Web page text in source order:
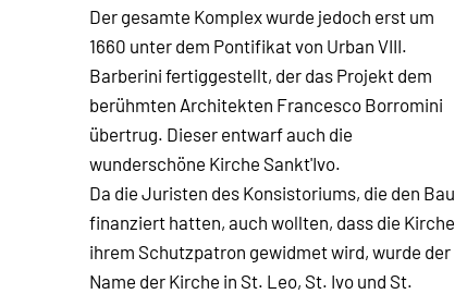
Der gesamte Komplex wurde jedoch erst um
1660 unter dem Pontifikat von Urban VIII.
Barberini fertiggestellt, der das Projekt dem
berühmten Architekten Francesco Borromini
übertrug. Dieser entwarf auch die
wunderschöne Kirche Sankt'Ivo.
Da die Juristen des Konsistoriums, die den Bau
finanziert hatten, auch wollten, dass die Kirche
ihrem Schutzpatron gewidmet wird, wurde der
Name der Kirche in St. Leo, St. Ivo und St.